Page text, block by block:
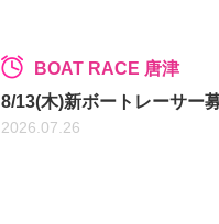
BOAT RACE 唐津
8/13(木)新ボートレーサー
2026.07.26